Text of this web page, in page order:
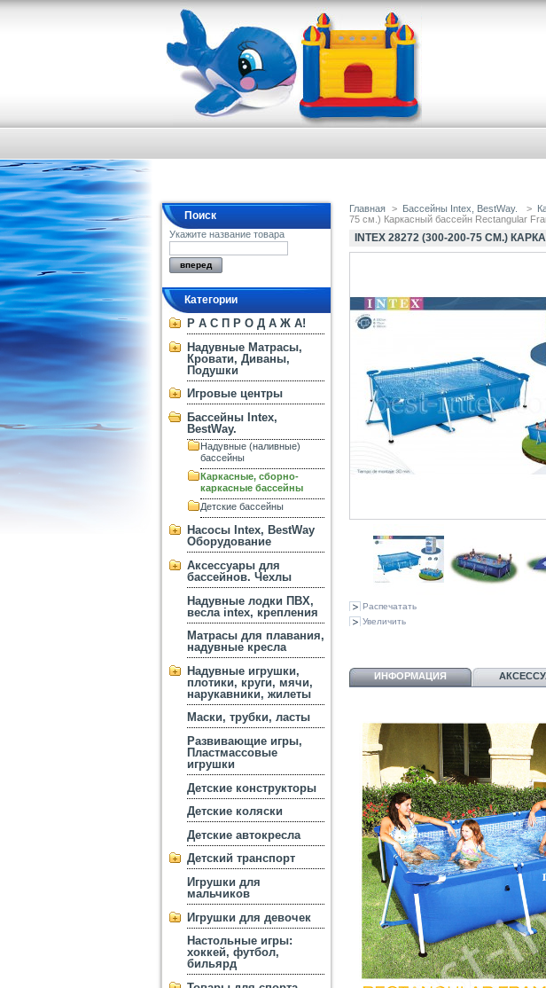
Поиск
Укажите название товара
Категории
Р А С П Р О Д А Ж А!
Надувные Матрасы,
Кровати, Диваны,
Подушки
Игровые центры
Бассейны Intex,
BestWay.
Надувные (наливные)
бассейны
Каркасные, сборно-
каркасные бассейны
Детские бассейны
Насосы Intex, BestWay
Оборудование
Аксессуары для
бассейнов. Чехлы
Надувные лодки ПВХ,
весла intex, крепления
Матрасы для плавания,
надувные кресла
Надувные игрушки,
плотики, круги, мячи,
нарукавники, жилеты
Маски, трубки, ласты
Развивающие игры,
Пластмассовые
игрушки
Детские конструкторы
Детские коляски
Детские автокресла
Детский транспорт
Игрушки для
мальчиков
Игрушки для девочек
Настольные игры:
хоккей, футбол,
бильярд
Главная > Бассейны Intex, BestWay. >
75 см.) Каркасный бассейн Rectangular
INTEX 28272 (300-200-75 СМ.)
Распечатать
Увеличить
ИНФОРМАЦИЯ